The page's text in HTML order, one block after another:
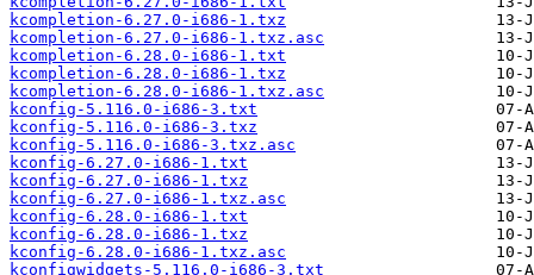
kcompletion-6.27.0-i686-1.txz
kcompletion-6.27.0-i686-1.txz.asc
kcompletion-6.28.0-i686-1.txt
kcompletion-6.28.0-i686-1.txz
kcompletion-6.28.0-i686-1.txz.asc
kconfig-5.116.0-i686-3.txt
kconfig-5.116.0-i686-3.txz
kconfig-5.116.0-i686-3.txz.asc
kconfig-6.27.0-i686-1.txt
kconfig-6.27.0-i686-1.txz
kconfig-6.27.0-i686-1.txz.asc
kconfig-6.28.0-i686-1.txt
kconfig-6.28.0-i686-1.txz
kconfig-6.28.0-i686-1.txz.asc
kconfigwidgets-5.116.0-i686-3.txt